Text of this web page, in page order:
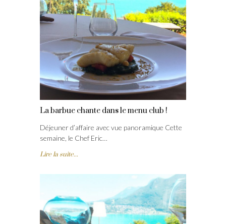
La barbue chante dans le menu club !
Déjeuner d’affaire avec vue panoramique Cette
semaine, le Chef Eric…
Lire la suite...